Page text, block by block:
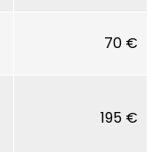
70 €
195 €